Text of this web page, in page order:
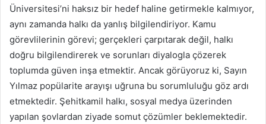
Üniversitesi’ni haksız bir hedef haline getirmekle kalmıyor,
aynı zamanda halkı da yanlış bilgilendiriyor. Kamu
görevlilerinin görevi; gerçekleri çarpıtarak değil, halkı
doğru bilgilendirerek ve sorunları diyalogla çözerek
toplumda güven inşa etmektir. Ancak görüyoruz ki, Sayın
Yılmaz popülarite arayışı uğruna bu sorumluluğu göz ardı
etmektedir. Şehitkamil halkı, sosyal medya üzerinden
yapılan şovlardan ziyade somut çözümler beklemektedir.